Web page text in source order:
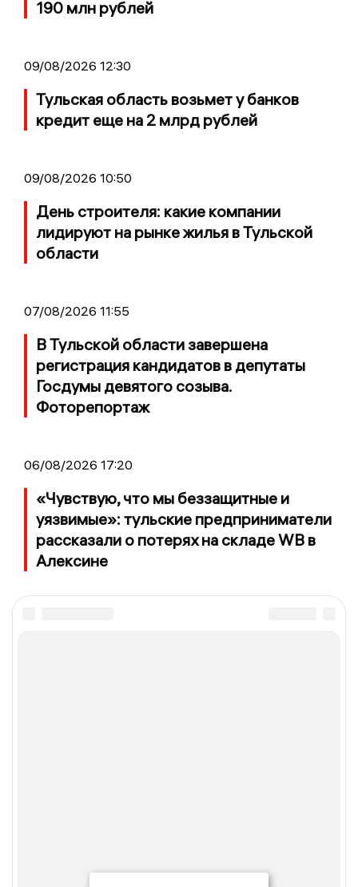
190 млн рублей
09/08/2026 12:30
Тульская область возьмет у банков
кредит еще на 2 млрд рублей
09/08/2026 10:50
День строителя: какие компании
лидируют на рынке жилья в Тульской
области
07/08/2026 11:55
В Тульской области завершена
регистрация кандидатов в депутаты
Госдумы девятого созыва.
Фоторепортаж
06/08/2026 17:20
«Чувствую, что мы беззащитные и
уязвимые»: тульские предприниматели
рассказали о потерях на складе WB в
Алексине